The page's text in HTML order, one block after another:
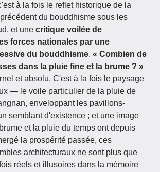
à la fois le reflet historique de la
du bouddhisme sous les
et une critique voilée de
forces nationales par une
du bouddhisme. « Combien de
dans la pluie fine et la brume ? »
et absolu. C'est à la fois le paysage
— le voile particulier de la pluie de
enveloppant les pavillons-
semblant d'existence ; et une image
et la pluie du temps ont depuis
la prospérité passée, ces
architecturaux ne sont plus que
réels et illusoires dans la mémoire